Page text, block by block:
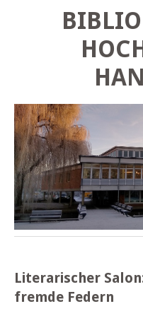
Literarischer
fremde Federn